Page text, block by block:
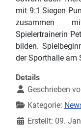
mit 9:1 Siegen
zusammen
Spielertrainerin
bilden.
der Sporthalle am
Details
Geschrieben
Kategorie:
Erstellt: 09.